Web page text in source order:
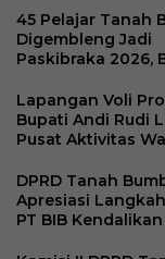
45 Pelajar Tanah
Digembleng Jadi
Paskibraka 2026,
Integritas
Lapangan Voli
Bupati Andi Rudi
Pusat Aktivitas
DPRD Tanah
Apresiasi
PT BIB